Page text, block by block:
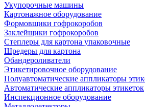
Укупорочные машины
Картонажное оборудование
Формовщики гофрокоробов
Заклейщики гофрокоробов
Степлеры для картона упаковочные
Шредеры для картона
Обандероливатели
Этикетировочное оборудование
Полуавтоматические аппликаторы
Автоматические аппликаторы этикеток
Инспекционное оборудование